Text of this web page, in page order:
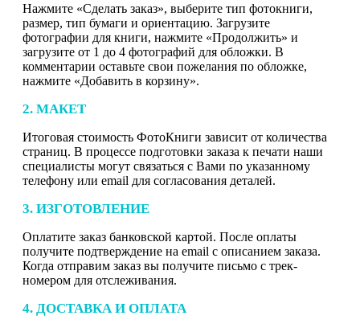
Нажмите «Сделать заказ», выберите тип фотокниги,
размер, тип бумаги и ориентацию. Загрузите
фотографии для книги, нажмите «Продолжить» и
загрузите от 1 до 4 фотографий для обложки. В
комментарии оставьте свои пожелания по обложке,
нажмите «Добавить в корзину».
2. МАКЕТ
Итоговая стоимость ФотоКниги зависит от количества
страниц. В процессе подготовки заказа к печати наши
специалисты могут связаться с Вами по указанному
телефону или email для согласования деталей.
3. ИЗГОТОВЛЕНИЕ
Оплатите заказ банковской картой. После оплаты
получите подтверждение на email с описанием заказа.
Когда отправим заказ вы получите письмо с трек-
номером для отслеживания.
4. ДОСТАВКА И ОПЛАТА